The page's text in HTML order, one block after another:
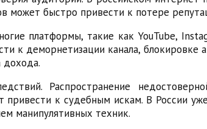
может быстро привести к потере
платформы, такие как YouTube,
к деморнетизации канала,
дохода.
Распространение
к судебным искам. В России
манипулятивных техник.